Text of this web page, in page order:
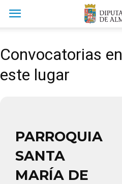
Convocatorias en
este lugar
PARROQUIA
SANTA
MARÍA DE